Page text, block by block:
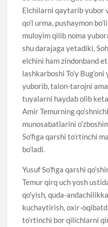
Elchilarni qaytarib yubor
qo’l urma, pushaymon
muloyim qilib noma
shu darajaga yetadiki,
elchini ham zindonband
lashkarboshi To’y
yuborib, talon-tarojni
tuyalarni haydab olib
Amir Temurning
munosabatlarini
So’figa qarshi to’rtinchi
bo’ladi.
Yusuf So’figa qarshi
Temur qirq uch yosh
qo’yish, quda-
kuchaytirish, oxir-
to’rtinchi bor qilichlarni